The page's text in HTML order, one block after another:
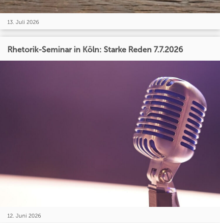
13. Juli 2026
Rhetorik-Seminar in Köln: Starke Reden 7.7.2026
12. Juni 2026